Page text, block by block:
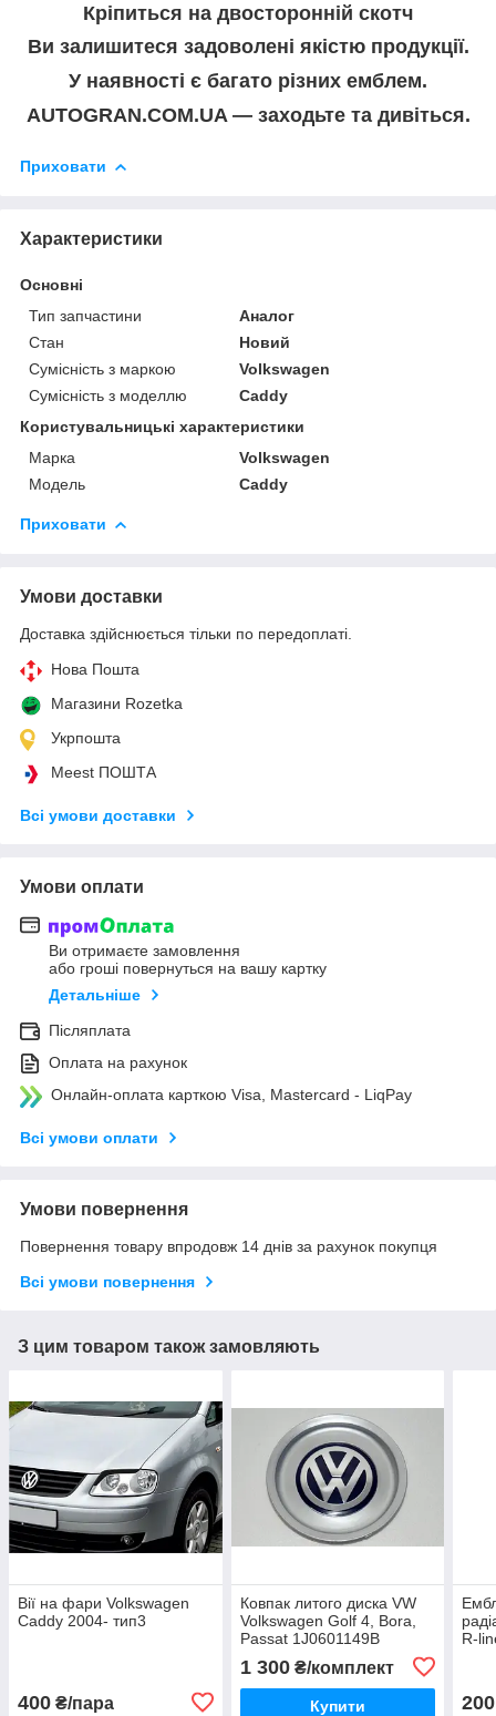
Кріпиться на двосторонній скотч
Ви залишитеся задоволені якістю продукції.
У наявності є багато різних емблем.
AUTOGRAN.COM.UA — заходьте та дивіться.
Приховати
Характеристики
Основні
Тип запчастини
Аналог
Стан
Новий
Сумісність з маркою
Volkswagen
Сумісність з моделлю
Caddy
Користувальницькі характеристики
Марка
Volkswagen
Модель
Caddy
Приховати
Умови доставки
Доставка здійснюється тільки по передоплаті.
Нова Пошта
Магазини Rozetka
Укрпошта
Meest ПОШТА
Всі умови доставки
Умови оплати
Ви отримаєте замовлення
або гроші повернуться на вашу картку
Детальніше
Післяплата
Оплата на рахунок
Онлайн-оплата карткою Visa, Mastercard - LiqPay
Всі умови оплати
Умови повернення
Повернення товару впродовж 14 днів за рахунок покупця
Всі умови повернення
З цим товаром також замовляють
Вії на фари Volkswagen
Caddy 2004- тип3
400 ₴/пара
Ковпак литого диска VW
Volkswagen Golf 4, Bora,
Passat 1J0601149B
1 300₴/комплект
Купити
R-
200